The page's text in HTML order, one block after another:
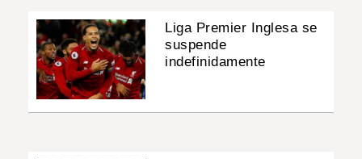
Liga Premier Inglesa se
suspende
indefinidamente